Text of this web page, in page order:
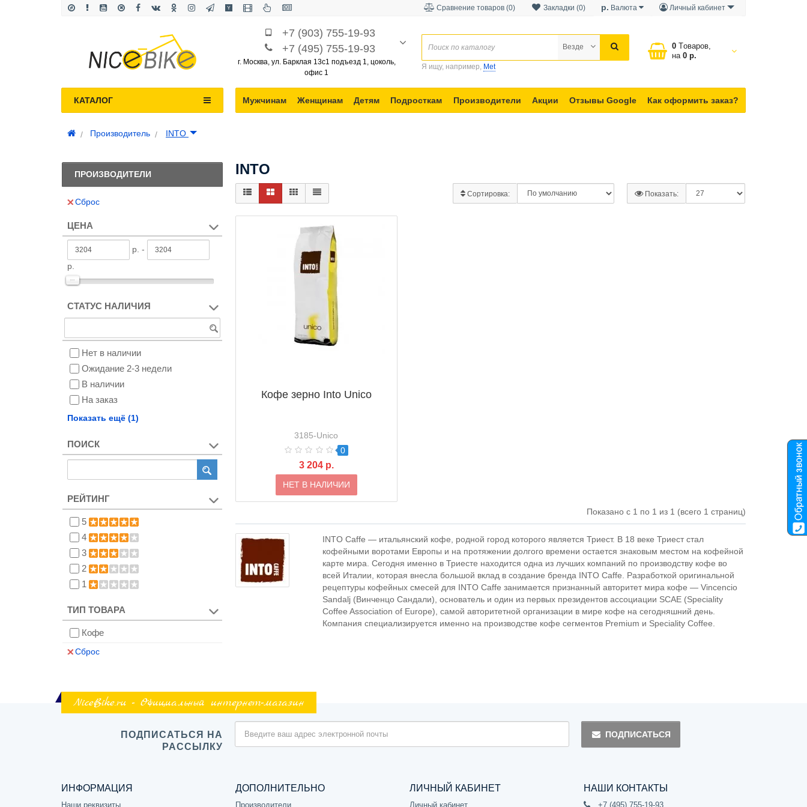
Личный кабинет
р. Валюта
Закладки (0)
Сравнение товаров (0)
+7 (903) 755-19-93
+7 (495) 755-19-93
г. Москва, ул. Барклая 13с1 подъезд 1, цоколь,
офис 1
0 Tоваров,
на
0 р.
Везде
Я ищу, например, Met
Мужчинам Женщинам Детям Подросткам Производители Акции Отзывы Google Как оформить заказ?
КАТАЛОГ
Производитель INTO
ПРОИЗВОДИТЕЛИ
Сброс
ЦЕНА
р. -
р.
СТАТУС НАЛИЧИЯ
Нет в наличии
Ожидание 2-3 недели
В наличии
На заказ
Снят с производства
Показать ещё (1)
ПОИСК
РЕЙТИНГ
5
4
3
2
1
ТИП ТОВАРА
Кофе
Сброс
INTO
Сортировка: Показать:
Кофе зерно Into Unico
3185-Unico
0
3 204 р.
НЕТ В НАЛИЧИИ
Показано с 1 по 1 из 1 (всего 1 страниц)
INTO Caffe — итальянский кофе, родной город которого является Триест. В 18 веке Триест стал
кофейными воротами Европы и на протяжении долгого времени остается знаковым местом на кофейной
карте мира. Сегодня именно в Триесте находится одна из лучших компаний по производству кофе во
всей Италии, которая внесла большой вклад в создание бренда INTO Caffe. Разработкой оригинальной
рецептуры кофейных смесей для INTO Caffe занимается признанный авторитет мира кофе — Vincencio
Sandalj (Винченцо Сандали), основатель и один из первых президентов ассоциации SCAE (Speciality
Coffee Association of Europe), самой авторитетной организации в мире кофе на сегодняшний день.
Компания специализируется именно на производстве кофе сегментов Premium и Speciality Coffee.
NiceBike.ru - Официальный интернет-магазин
ПОДПИСАТЬСЯ НА
РАССЫЛКУ
ПОДПИСАТЬСЯ
ИНФОРМАЦИЯ
Наши реквизиты
ДОПОЛНИТЕЛЬНО
Производители
ЛИЧНЫЙ КАБИНЕТ
Личный кабинет
НАШИ КОНТАКТЫ
+7 (495) 755-19-93